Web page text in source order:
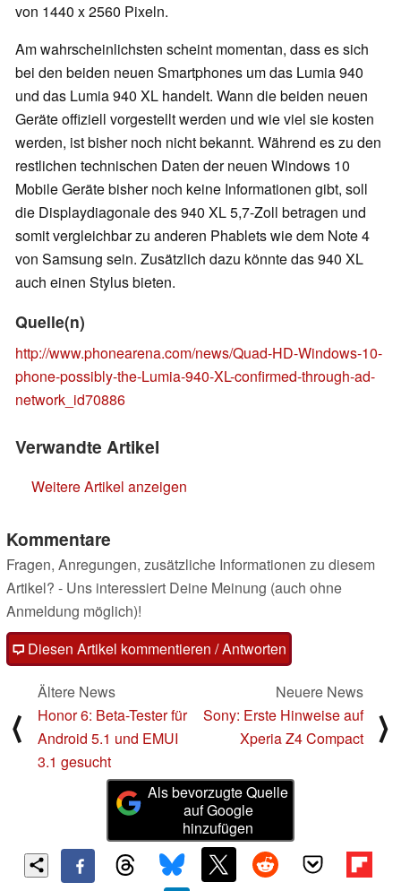
von 1440 x 2560 Pixeln.
Am wahrscheinlichsten scheint momentan, dass es sich
bei den beiden neuen Smartphones um das Lumia 940
und das Lumia 940 XL handelt. Wann die beiden neuen
Geräte offiziell vorgestellt werden und wie viel sie kosten
werden, ist bisher noch nicht bekannt. Während es zu den
restlichen technischen Daten der neuen Windows 10
Mobile Geräte bisher noch keine Informationen gibt, soll
die Displaydiagonale des 940 XL 5,7-Zoll betragen und
somit vergleichbar zu anderen Phablets wie dem Note 4
von Samsung sein. Zusätzlich dazu könnte das 940 XL
auch einen Stylus bieten.
Quelle(n)
http://www.phonearena.com/news/Quad-HD-Windows-10-
phone-possibly-the-Lumia-940-XL-confirmed-through-ad-
network_id70886
Verwandte Artikel
Weitere Artikel anzeigen
Kommentare
Fragen, Anregungen, zusätzliche Informationen zu diesem
Artikel? - Uns interessiert Deine Meinung (auch ohne
Anmeldung möglich)!
Diesen Artikel kommentieren / Antworten
⟨
Ältere News
Honor 6: Beta-Tester für
Android 5.1 und EMUI
3.1 gesucht
Neuere News
Sony: Erste Hinweise auf
Xperia Z4 Compact
⟩
Als bevorzugte Quelle
auf Google
hinzufügen